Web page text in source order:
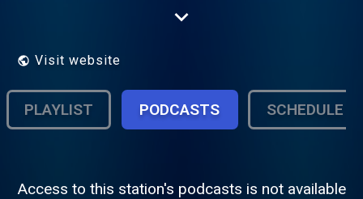
pour tous les amateurs et connaisseurs de
Visit website
PLAYLIST PODCASTS SCHEDULE
Access to this station's podcasts is not available